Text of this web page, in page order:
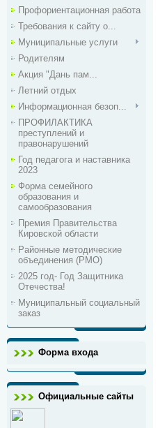
Профориентационная работа
Требования к сайту о...
Муниципальные услуги
Родителям
Акция "Дань пам...
Летний отдых
Информационная безоп...
ПРОФИЛАКТИКА
преступлений и
правонарушений
Год педагога и наставника
2023
Форма семейного
образования и
самообразования
Премия Правительства
Кировской области
Районные методические
объединения (РМО)
2025 год- Год Защитника
Отечества!
Муниципальный социальный
заказ
Форма входа
Официальные сайты